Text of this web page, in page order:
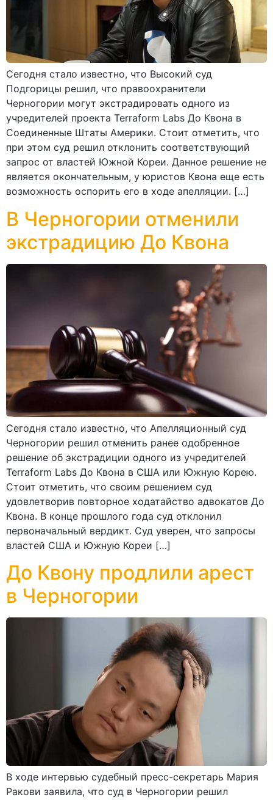
Сегодня стало известно, что Высокий суд
Подгорицы решил, что правоохранители
Черногории могут экстрадировать одного из
учредителей проекта Terraform Labs До Квона в
Соединенные Штаты Америки. Стоит отметить, что
при этом суд решил отклонить соответствующий
запрос от властей Южной Кореи. Данное решение не
является окончательным, у юристов Квона еще есть
возможность оспорить его в ходе апелляции. […]
В Черногории отменили
экстрадицию До Квона
Сегодня стало известно, что Апелляционный суд
Черногории решил отменить ранее одобренное
решение об экстрадиции одного из учредителей
Terraform Labs До Квона в США или Южную Корею.
Стоит отметить, что своим решением суд
удовлетворив повторное ходатайство адвокатов До
Квона. В конце прошлого года суд отклонил
первоначальный вердикт. Суд уверен, что запросы
властей США и Южную Кореи […]
До Квону продлили арест
в Черногории
В ходе интервью судебный пресс-секретарь Мария
Ракови заявила, что суд в Черногории решил